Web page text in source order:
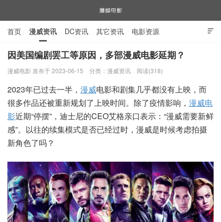

首页 漫威资讯 DC资讯 其它资讯 电影资源
电视剧资源 漫威图片
因美国编剧罢工等原因，多部漫威电影延期？
漫威电影 发布于 2023-06-15 分类： 漫威资讯 阅读(318)
2023年已过去一半， 漫威电影和剧集几乎都没有上映，而
很多作品还被重新规划了上映时间。除了疫情影响， 漫威电
影近期“停摆”，迪士尼的CEO艾格亲口表示：“漫威需要新鲜
感”。以往的续集模式是否已经过时，漫威是时候考虑拍摄
新角色了吗？